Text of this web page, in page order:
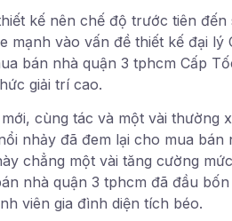
kế nên chế độ trước tiên
vào vấn đề thiết kế đại lý
bán nhà quận 3 tphcm Cấp
giải trí cao.
cùng tác và một vài thường
nhảy đã đem lại cho mua
chẳng một vài tăng cường
nhà quận 3 tphcm đã đầu
viên gia đình diện tích béo.